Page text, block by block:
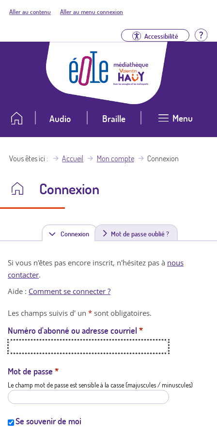
Aller au contenu Aller au menu connexion
Accessibilité
Audio Braille Menu
Vous êtes ici Accueil Mon compte Connexion
Connexion
Connexion(
n
t
a
t
i
Mot de passe oublié ?
Si vous n'êtes pas encore inscrit, n'hésitez pas à nous
contacter.
Aide : Comment se connecter ?
Les champs suivis d' un * sont obligatoires.
Numéro d'abonné ou adresse courriel *
Mot de passe *
Le champ mot de passe est sensible à la casse (majuscules / minuscules)
Se souvenir de moi